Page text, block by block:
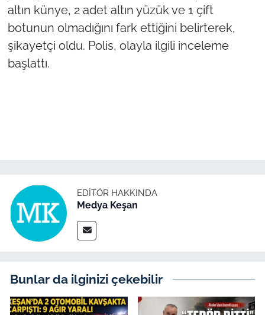
altın künye, 2 adet altın yüzük ve 1 çift
botunun olmadığını fark ettiğini belirterek,
şikayetçi oldu. Polis, olayla ilgili inceleme
başlattı.
EDITÖR HAKKINDA
Medya Keşan
Bunlar da ilginizi çekebilir
KIRKLARELİ
ÇANAKKALE
Politika
Flaş Haber